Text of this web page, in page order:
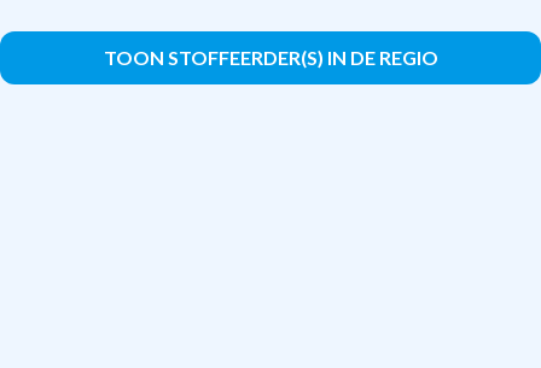
TOON STOFFEERDER(S) IN DE REGIO